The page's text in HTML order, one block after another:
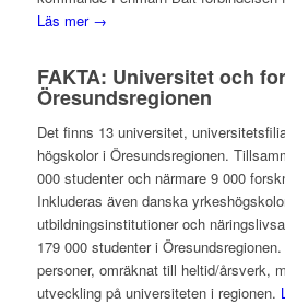
Läs mer →
FAKTA: Universitet och
Öresundsregionen
Det finns 13 universitet,
högskolor i Öresundsregionen.
000 studenter och närmare 9 000
Inkluderas även danska
utbildningsinstitutioner och
179 000 studenter i
personer, omräknat till heltid/årsverk,
utveckling på universiteten i regionen.